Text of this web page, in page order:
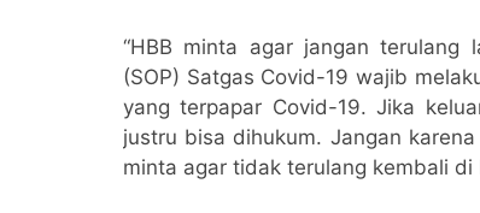
“HBB minta agar jangan terulang
(SOP) Satgas Covid-19 wajib
yang terpapar Covid-19. Jika
justru bisa dihukum. Jangan
minta agar tidak terulang kembali di